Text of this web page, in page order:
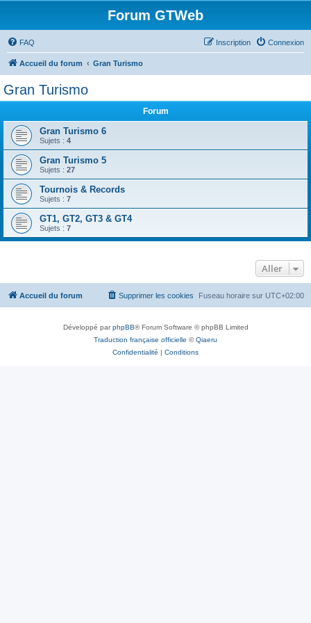
Forum GTWeb
FAQ Connexion
Inscription
Accueil du forum Gran Turismo
Gran Turismo
Forum
Gran Turismo 6
Sujets : 4
Gran Turismo 5
Sujets : 27
Tournois & Records
Sujets : 7
GT1, GT2, GT3 & GT4
Sujets : 7
Aller
Accueil du forum Fuseau horaire sur UTC+02:00
Supprimer les cookies
Développé parphpBB® Forum Software © phpBB Limited
Traduction française officielle ©Qiaeru
Confidentialité | Conditions